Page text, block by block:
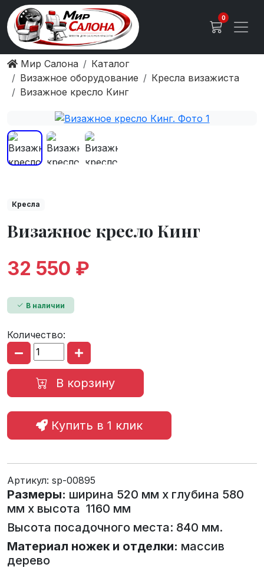
0
Мир Салона
Каталог
Визажное оборудование
Кресла визажиста
Визажное кресло Кинг
Кресла
Визажное кресло Кинг
32 550 ₽
В наличии
Количество:
В корзину
Купить в 1 клик
Артикул: sp-00895
Размеры: ширина 520 мм х глубина 580
мм х высота 1160 мм
Высота посадочного места: 840 мм.
Материал ножек и отделки: массив
дерево